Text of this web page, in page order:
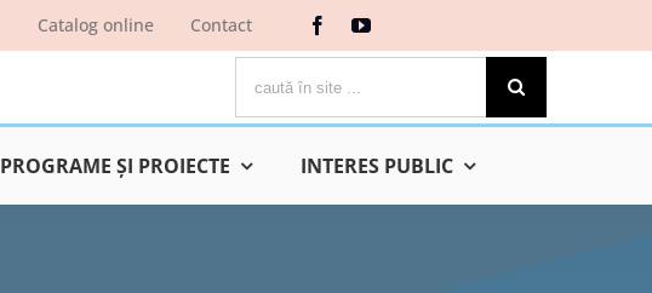
Catalog online Contact
PROGRAME ŞI PROIECTE INTERES PUBLIC